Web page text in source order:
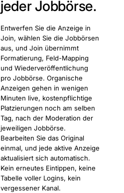
jeder Jobbörse.
Entwerfen Sie die Anzeige in
Join, wählen Sie die Jobbörsen
aus, und Join übernimmt
Formatierung, Feld-Mapping
und Wiederveröffentlichung
pro Jobbörse. Organische
Anzeigen gehen in wenigen
Minuten live, kostenpflichtige
Platzierungen noch am selben
Tag, nach der Moderation der
jeweiligen Jobbörse.
Bearbeiten Sie das Original
einmal, und jede aktive Anzeige
aktualisiert sich automatisch.
Kein erneutes Eintippen, keine
Tabelle voller Logins, kein
vergessener Kanal.